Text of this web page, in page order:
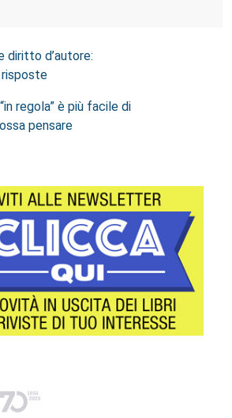
diritto d’autore:
regola” è più facile di
pensare